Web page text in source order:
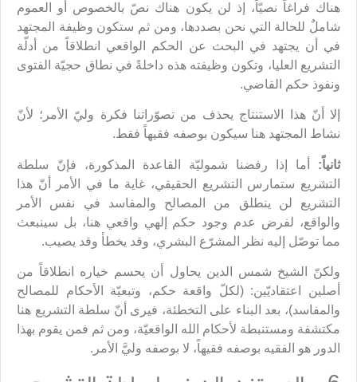
هناك فراغاً نصيّاً، إذ لن يكون هناك نصّ بالخصوص أو العموم
شاملٌ للحالة التي نحن بصددها، ومن ثم ستكون وظيفة المجتهد
في أن يجتهد في البحث عن الحكم الواقعي انطلاقاً من أدلّة
التشريع العليا، وتكون وظيفته هذه داخلةً في نطاق حجيّة الفتوى
ونفوذ حكم القاضي.
إلا أنّ هذا الاستنتاج يحذف من تصوّراتنا فكرة وليّ الأمر؛ لأنّ
نشاط المجتهد هنا سيكون بوصفه فقيهاً فقط.
ثانياً: أما إذا رفضنا شموليّة القاعدة المذكورة، فإنّ سلطة
التشريع ستمارس التشريع الحقيقي، غاية ما في الأمر أنّ هذا
التشريع لن ينطلق من المصالح والمفاسد في نفس الأمر
والواقع، لفرض عدم وجود حكم إلهي واقعي هنا، بل سينبعث
مما توصّل إليه نظر المشرّع البشري، وقد يخطأ وقد يصيب.
ولكنّ الشيخ شمس الدين يحاول أن يحسم خياره انطلاقاً من
أصلين اعتقاديّين: (لكلّ واقعة حكم، وتبعيّة الأحكام للمصالح
والمفاسد)، بعد البناء على التخطئة، فيرى أنّ سلطة التشريع هنا
مكتشفة ومستنبطة لأحكام الله الواقعيّة، ومن ثم فمن يقوم بهذا
الدور هو الفقيه بوصفه فقيهاً، لا بوصفه وليَّ الأمر.